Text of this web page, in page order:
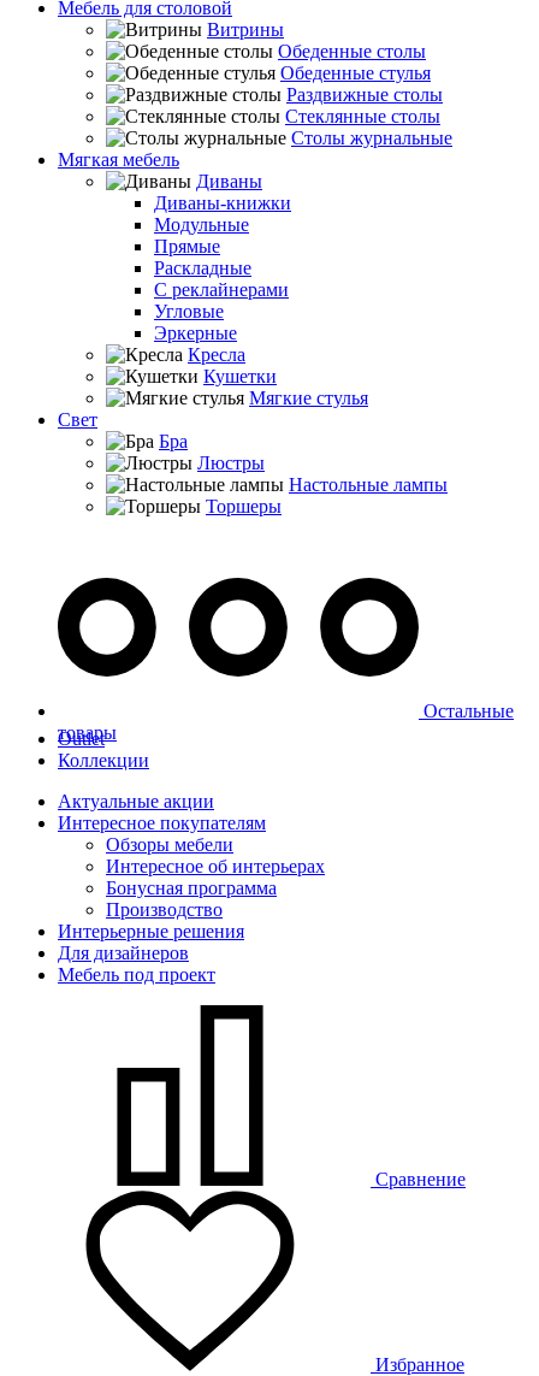
Мебель для столовой
Витрины
Обеденные столы
Обеденные стулья
Раздвижные столы
Стеклянные столы
Столы журнальные
Мягкая мебель
Диваны
Диваны-книжки
Модульные
Прямые
Раскладные
С реклайнерами
Угловые
Эркерные
Кресла
Кушетки
Мягкие стулья
Свет
Бра
Люстры
Настольные лампы
Торшеры
Остальные
товары
Outlet
Коллекции
Актуальные акции
Интересное покупателям
Обзоры мебели
Интересное об интерьерах
Бонусная программа
Производство
Интерьерные решения
Для дизайнеров
Мебель под проект
Сравнение
Избранное